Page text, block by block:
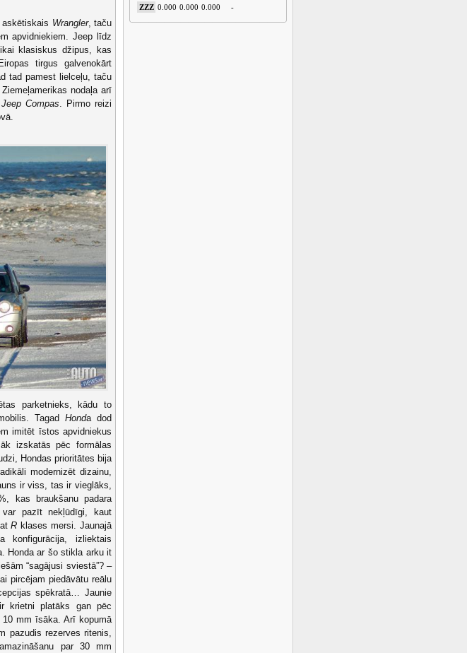
Wrangler, taču
apvidniekiem. Jeep līdz
klasiskus džipus, kas
tirgus galvenokārt
tad pamest lielceļu, taču
nodaļa arī
Jeep Compas. Pirmo reizi
parketnieks, kādu to
TagadHonda dod
imitēt īstos apvidniekus
izskatās pēc formālas
Hondas prioritātes bija
modernizēt dizainu,
ir viss, tas ir vieglāks,
kas braukšanu padara
pazīt nekļūdīgi, kaut
R klases mersi. Jaunajā
izliektais
Honda ar šo stikla arku it
“sagājusi sviestā”? –
pircējam piedāvātu reālu
spēkratā… Jaunie
krietni platāks gan pēc
mm īsāka. Arī kopumā
pazudis rezerves ritenis,
par 30 mm
ZZZ 0.000 0.000 0.000 -